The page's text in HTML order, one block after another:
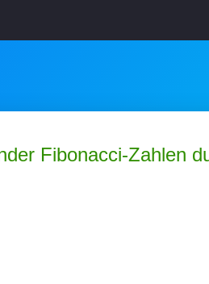
Fibonacci-Zahlen